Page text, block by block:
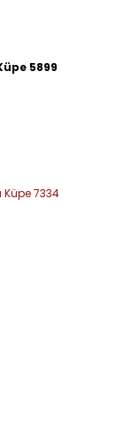
5899